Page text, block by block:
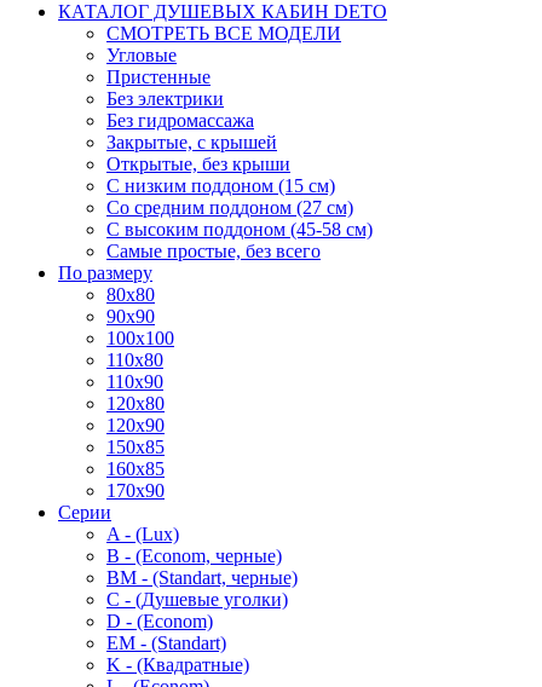
КАТАЛОГ ДУШЕВЫХ КАБИН DETO
СМОТРЕТЬ ВСЕ МОДЕЛИ
Угловые
Пристенные
Без электрики
Без гидромассажа
Закрытые, с крышей
Открытые, без крыши
С низким поддоном (15 см)
Со средним поддоном (27 см)
С высоким поддоном (45-58 см)
Самые простые, без всего
По размеру
80x80
90x90
100x100
110x80
110x90
120x80
120x90
150x85
160x85
170x90
Серии
A - (Lux)
B - (Econom, черные)
BM - (Standart, черные)
C - (Душевые уголки)
D - (Econom)
EM - (Standart)
K - (Квадратные)